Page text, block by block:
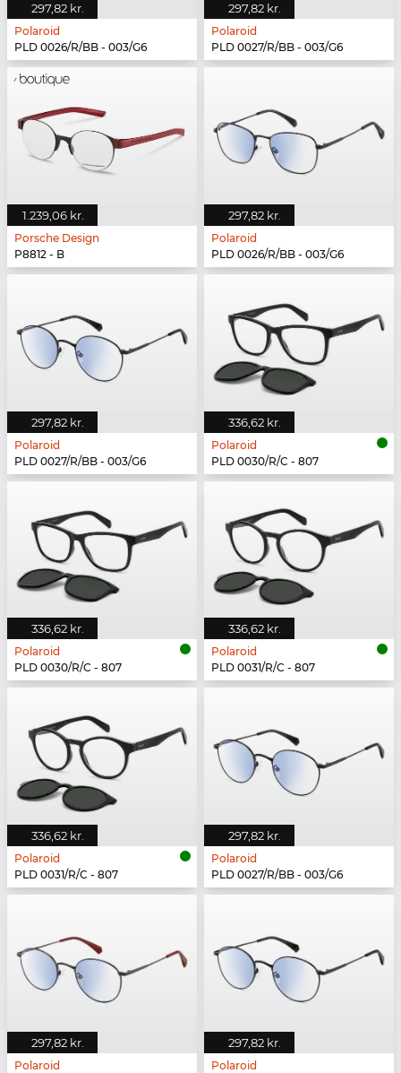
297,82 kr.
Polaroid
PLD 0026/R/BB - 003/G6
297,82 kr.
Polaroid
PLD 0027/R/BB - 003/G6
1.239,06 kr.
Porsche Design
P8812 - B
297,82 kr.
Polaroid
PLD 0026/R/BB - 003/G6
297,82 kr.
Polaroid
PLD 0027/R/BB - 003/G6
336,62 kr.
Polaroid
PLD 0030/R/C - 807
336,62 kr.
Polaroid
PLD 0030/R/C - 807
336,62 kr.
Polaroid
PLD 0031/R/C - 807
336,62 kr.
Polaroid
PLD 0031/R/C - 807
297,82 kr.
Polaroid
PLD 0027/R/BB - 003/G6
297,82 kr.
Polaroid
297,82 kr.
Polaroid